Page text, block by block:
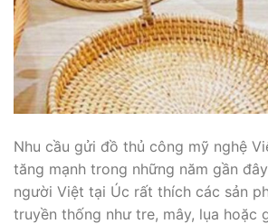
Nhu cầu gửi đồ thủ công mỹ nghệ
tăng mạnh trong những năm gần
người Việt tại Úc rất thích các sản
truyền thống như tre, mây, lụa hoặc